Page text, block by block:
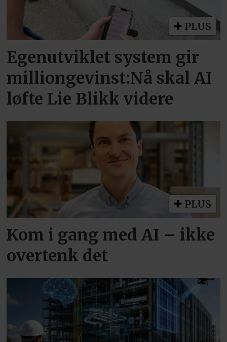
PLUS
Egenutviklet system gir
milliongevinst:Nå skal AI
løfte Lie Blikk videre
PLUS
Kom i gang med AI – ikke
overtenk det